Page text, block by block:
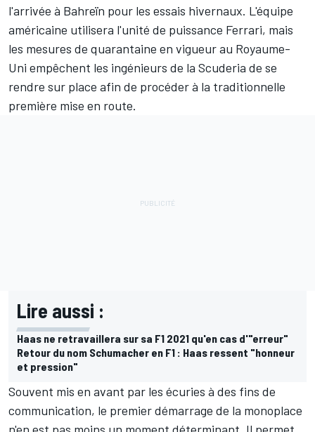
l'arrivée à Bahreïn pour les essais hivernaux. L'équipe
américaine utilisera l'unité de puissance Ferrari, mais
les mesures de quarantaine en vigueur au Royaume-
Uni empêchent les ingénieurs de la Scuderia de se
rendre sur place afin de procéder à la traditionnelle
première mise en route.
Lire aussi :
Haas ne retravaillera sur sa F1 2021 qu'en cas d'"erreur"
Retour du nom Schumacher en F1 : Haas ressent "honneur
et pression"
Souvent mis en avant par les écuries à des fins de
communication, le premier démarrage de la monoplace